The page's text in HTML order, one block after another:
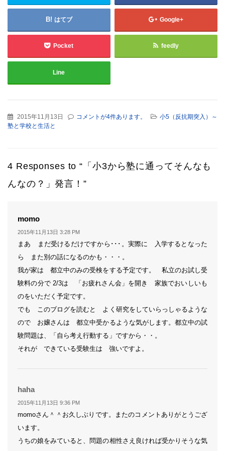
はてブ Google+
Pocket feedly
Line
2015年11月13日 コメントが4件あります。
小5（反抗期突入）～
塾と学校と生活と
4 Responses to “「小3から塾に通ってそんなも
んなの？」発言！”
momo
り:
2015年11月13日 3:28 PM
まあ まだ受けるだけですから･･･。実際に 入学するとなった
ら また別の話になるのかも・・・。
我が家は 都立中のみの受検をする予定です。 私立のお試し受
験料の分で 2/3は 「お疲れさん会」を開き 家族でおいしいも
のをいただく予定です。
でも このブログを読むと よく研究をしていらっしゃるような
ので お嬢さんは 都立中受かるような気がします。都立中の試
験問題は、「自ら考え行動する」ですから・・。
それが できている受験生は 強いですよ。
haha
り:
2015年11月13日 9:36 PM
momoさん＾＾お久しぶりです。またのコメントありがとうござ
います。
うちの娘をみていると、問題の相性さえ良ければ受かりそうな気